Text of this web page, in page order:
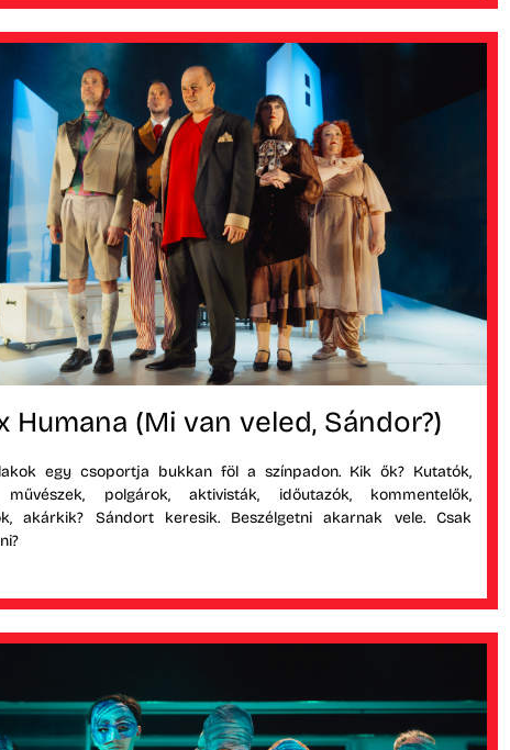
Humana (Mi van veled, Sándor?)
egy csoportja bukkan föl a színpadon. Kik ők? Kutatók,
művészek, polgárok, aktivisták, időutazók, kommentelők,
akárkik? Sándort keresik. Beszélgetni akarnak vele. Csak